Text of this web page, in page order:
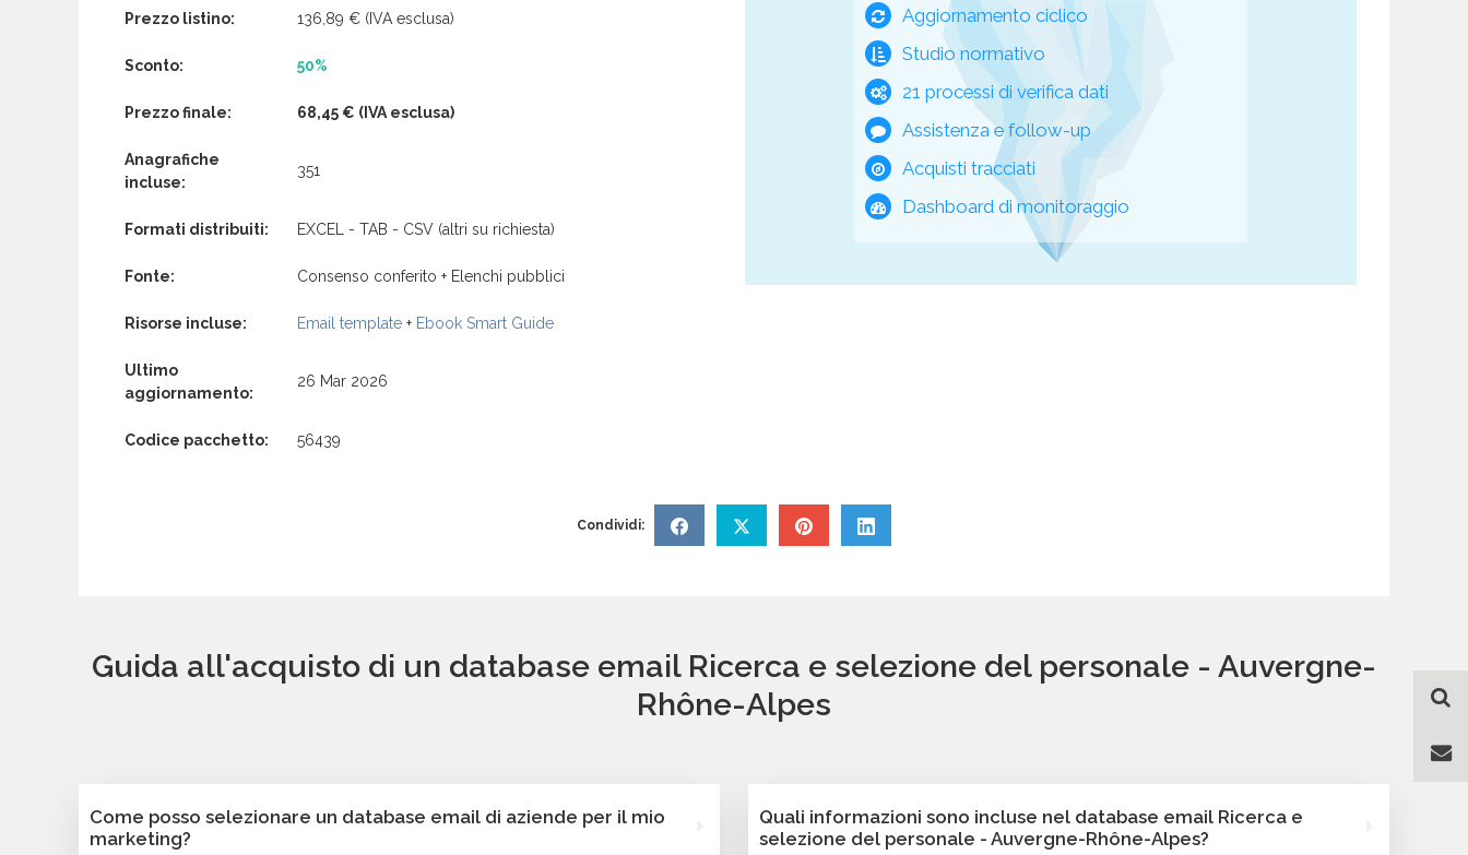
Prezzo listino: 136,89 € (IVA esclusa)
Sconto: 50%
Prezzo finale: 68,45 € (IVA esclusa)
Anagrafiche
incluse:
351
Formati distribuiti: EXCEL - TAB - CSV (altri su richiesta)
Fonte: Consenso conferito + Elenchi pubblici
Risorse incluse: Email template + Ebook Smart Guide
Ultimo
aggiornamento:
26 Mar 2026
Codice pacchetto: 56439
Aggiornamento ciclico
Studio normativo
21 processi di verifica dati
Assistenza e follow-up
Acquisti tracciati
Dashboard di monitoraggio
Condividi:
Guida all'acquisto di un database email Ricerca e selezione del personale - Auvergne-
Rhône-Alpes
Come posso selezionare un database email di aziende per il mio
marketing?
Quali informazioni sono incluse nel database email Ricerca e
selezione del personale - Auvergne-Rhône-Alpes?